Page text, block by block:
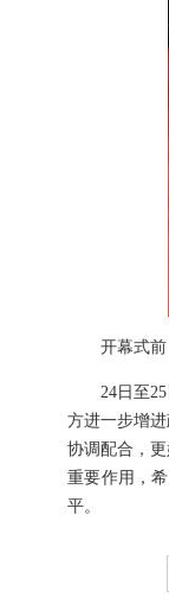
开幕式
24日至
方进一步增
协调配合，
重要作用，
平。